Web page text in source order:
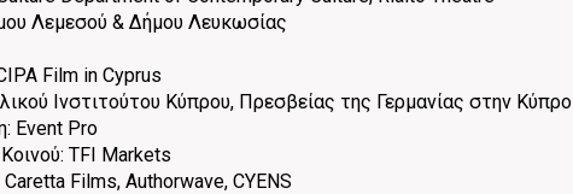
Λεμεσού & Δήμου Λευκωσίας
Film in Cyprus
Ινστιτούτου Κύπρου, Πρεσβείας της Γερμανίας στην Κύπρο
Event Pro
TFI Markets
Films, Authorwave, CYENS